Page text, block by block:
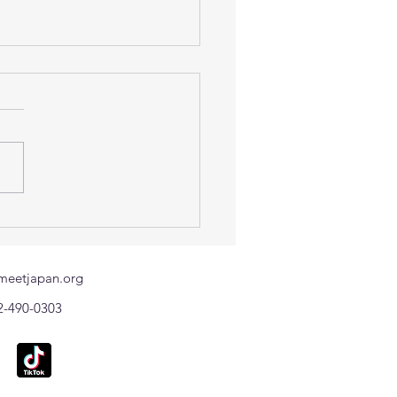
านแรงงานในประเทศ
ของแรงงานไทยที่ได้รับ
ทบจากแผ่นดินไหว
490-0303